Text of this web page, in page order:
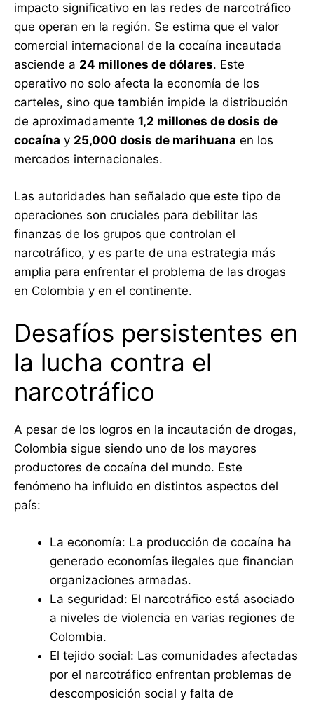
impacto significativo en las redes de narcotráfico
que operan en la región. Se estima que el valor
comercial internacional de la cocaína incautada
asciende a 24 millones de dólares. Este
operativo no solo afecta la economía de los
carteles, sino que también impide la distribución
de aproximadamente 1,2 millones de dosis de
cocaína y 25,000 dosis de marihuana en los
mercados internacionales.
Las autoridades han señalado que este tipo de
operaciones son cruciales para debilitar las
finanzas de los grupos que controlan el
narcotráfico, y es parte de una estrategia más
amplia para enfrentar el problema de las drogas
en Colombia y en el continente.
Desafíos persistentes en
la lucha contra el
narcotráfico
A pesar de los logros en la incautación de drogas,
Colombia sigue siendo uno de los mayores
productores de cocaína del mundo. Este
fenómeno ha influido en distintos aspectos del
país:
La economía: La producción de cocaína ha
generado economías ilegales que financian
organizaciones armadas.
La seguridad: El narcotráfico está asociado
a niveles de violencia en varias regiones de
Colombia.
El tejido social: Las comunidades afectadas
por el narcotráfico enfrentan problemas de
descomposición social y falta de